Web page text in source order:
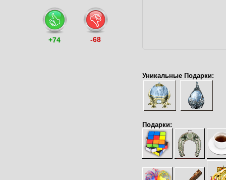
+74 -68
Уникальные Подарки:
Подарки: